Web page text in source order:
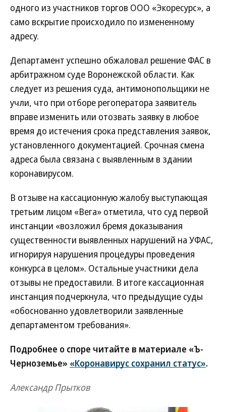
одного из участников торгов ООО «Экоресурс», а
само вскрытие происходило по измененному
адресу.
Департамент успешно обжаловал решение ФАС в
арбитражном суде Воронежской области. Как
следует из решения суда, антимонопольщики не
учли, что при отборе регоператора заявитель
вправе изменить или отозвать заявку в любое
время до истечения срока представления заявок,
установленного документацией. Срочная смена
адреса была связана с выявленным в здании
коронавирусом.
В отзыве на кассационную жалобу выступающая
третьим лицом «Вега» отметила, что суд первой
инстанции «возложил бремя доказывания
существенности выявленных нарушений на УФАС,
игнорируя нарушения процедуры проведения
конкурса в целом». Остальные участники дела
отзывы не предоставили. В итоге кассационная
инстанция подчеркнула, что предыдущие суды
«обоснованно удовлетворили заявленные
департаментом требования».
Подробнее о споре читайте в материале «Ъ-
Черноземье» «Коронавирус сохранил статус».
Александр Прытков